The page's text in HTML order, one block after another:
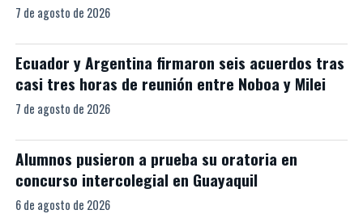
7 de agosto de 2026
Ecuador y Argentina firmaron seis acuerdos tras
casi tres horas de reunión entre Noboa y Milei
7 de agosto de 2026
Alumnos pusieron a prueba su oratoria en
concurso intercolegial en Guayaquil
6 de agosto de 2026